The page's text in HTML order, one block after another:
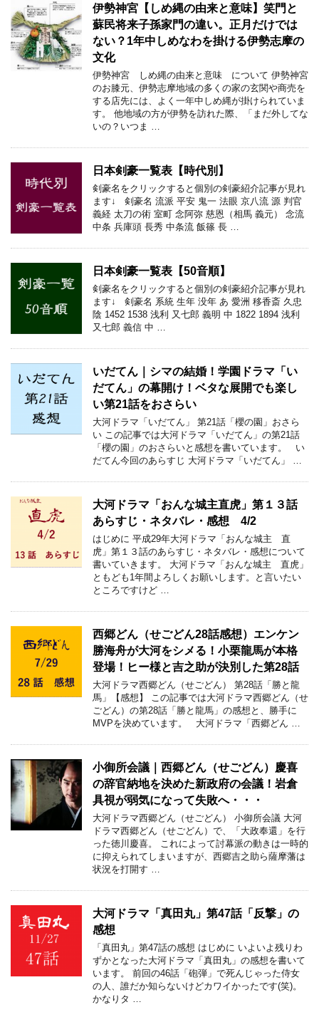
伊勢神宮【しめ縄の由来と意味】笑門と
蘇民将来子孫家門の違い。正月だけでは
ない？1年中しめなわを掛ける伊勢志摩の
文化
伊勢神宮 しめ縄の由来と意味 について 伊勢神宮
のお膝元、伊勢志摩地域の多くの家の玄関や商売を
する店先には、よく一年中しめ縄が掛けられていま
す。 他地域の方が伊勢を訪れた際、「まだ外してな
いの？いつま …
日本剣豪一覧表【時代別】
剣豪名をクリックすると個別の剣豪紹介記事が見れ
ます↓ 剣豪名 流派 平安 鬼一 法眼 京八流 源 判官
義経 太刀の術 室町 念阿弥 慈恩（相馬 義元） 念流
中条 兵庫頭 長秀 中条流 飯篠 長 …
日本剣豪一覧表【50音順】
剣豪名をクリックすると個別の剣豪紹介記事が見れ
ます↓ 剣豪名 系統 生年 没年 あ 愛洲 移香斎 久忠
陰 1452 1538 浅利 又七郎 義明 中 1822 1894 浅利
又七郎 義信 中 …
いだてん｜シマの結婚！学園ドラマ「い
だてん」の幕開け！ベタな展開でも楽し
い第21話をおさらい
大河ドラマ「いだてん」 第21話「櫻の園」おさら
い この記事では大河ドラマ「いだてん」の第21話
「櫻の園」のおさらいと感想を書いています。 い
だてん今回のあらすじ 大河ドラマ「いだてん」 …
大河ドラマ「おんな城主直虎」第１３話
あらすじ・ネタバレ・感想 4/2
はじめに 平成29年大河ドラマ「おんな城主 直
虎」第１３話のあらすじ・ネタバレ・感想について
書いていきます。 大河ドラマ「おんな城主 直虎」
ともども1年間よろしくお願いします。と言いたい
ところですけど …
西郷どん（せごどん28話感想）エンケン
勝海舟が大河をシメる！小栗龍馬が本格
登場！ヒー様と吉之助が決別した第28話
大河ドラマ西郷どん（せごどん） 第28話「勝と龍
馬」【感想】 この記事では大河ドラマ西郷どん（せ
ごどん）の第28話「勝と龍馬」の感想と、勝手に
MVPを決めています。 大河ドラマ「西郷どん …
小御所会議｜西郷どん（せごどん）慶喜
の辞官納地を決めた新政府の会議！岩倉
具視が弱気になって失敗へ・・・
大河ドラマ西郷どん（せごどん） 小御所会議 大河
ドラマ西郷どん（せごどん）で、「大政奉還」を行
った徳川慶喜。 これによって討幕派の動きは一時的
に抑えられてしまいますが、西郷吉之助ら薩摩藩は
状況を打開す …
大河ドラマ「真田丸」第47話「反撃」の
感想
「真田丸」第47話の感想 はじめに いよいよ残りわ
ずかとなった大河ドラマ「真田丸」の感想を書いて
います。 前回の46話「砲弾」で死んじゃった侍女
の人、誰だか知らないけどカワイかったです(笑)。
かなりタ …